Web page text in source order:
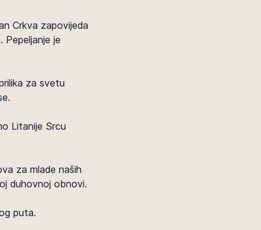
Crkva zapovijeda
Pepeljanje je
za svetu
Litanije Srcu
za mlade naših
duhovnoj obnovi.
puta.